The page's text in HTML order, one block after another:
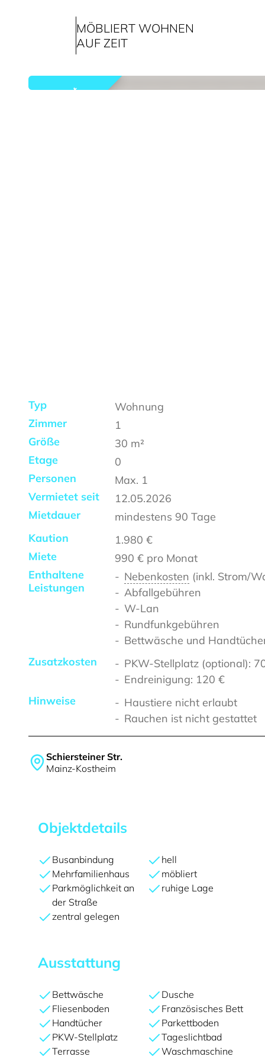
MÖBLIERT WOHNEN
AUF ZEIT
Schiersteiner Str.
Mainz-Kostheim
Typ
Wohnung
Zimmer
1
Größe
30 m²
Etage
0
Personen
Max. 1
Vermietet seit
12.05.2026
Mietdauer
mindestens 90 Tage
Kaution
1.980 €
Miete
990 € pro Monat
Enthaltene
Leistungen
Nebenkosten (inkl. Strom/
Abfallgebühren
W-Lan
Rundfunkgebühren
Bettwäsche und
Zusatzkosten
PKW-Stellplatz (optional):
Endreinigung: 120 €
Hinweise
Haustiere nicht erlaubt
Rauchen ist nicht gestattet
Objektdetails
Busanbindung
hell
Mehrfamilienhaus
möbliert
Parkmöglichkeit an
der Straße
ruhige Lage
zentral gelegen
Ausstattung
Bettwäsche
Dusche
Fliesenboden
Französisches Bett
Handtücher
Parkettboden
PKW-Stellplatz
Tageslichtbad
Terrasse
Waschmaschine